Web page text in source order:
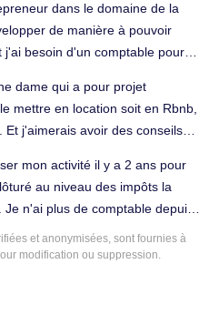
dans le domaine de la
de manière à pouvoir
besoin d'un comptable pour
de la comptabilité à Bègles
dame qui a pour projet
mettre en location soit en Rbnb,
Et j'aimerais avoir des conseils
sur Angoulême et non un
Tenue complète de la
mon activité il y a 2 ans pour
au niveau des impôts la
n'ai plus de comptable depuis
bilans pour le greffe afin
fermée. J'ai besoin de
et anonymisées, sont fournies à
modification ou suppression.